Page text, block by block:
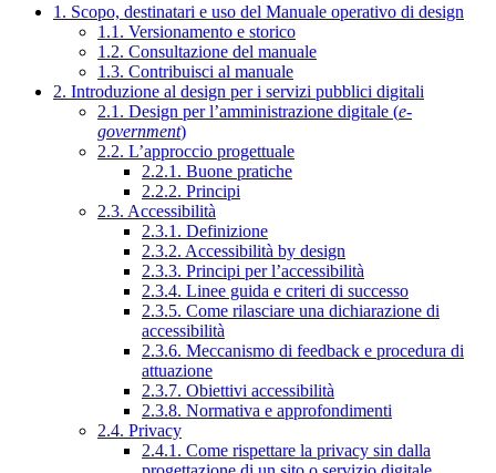
1. Scopo, destinatari e uso del Manuale operativo di design
1.1. Versionamento e storico
1.2. Consultazione del manuale
1.3. Contribuisci al manuale
2. Introduzione al design per i servizi pubblici digitali
2.1. Design per l’amministrazione digitale (e-
government)
2.2. L’approccio progettuale
2.2.1. Buone pratiche
2.2.2. Principi
2.3. Accessibilità
2.3.1. Definizione
2.3.2. Accessibilità by design
2.3.3. Principi per l’accessibilità
2.3.4. Linee guida e criteri di successo
2.3.5. Come rilasciare una dichiarazione di
accessibilità
2.3.6. Meccanismo di feedback e procedura di
attuazione
2.3.7. Obiettivi accessibilità
2.3.8. Normativa e approfondimenti
2.4. Privacy
2.4.1. Come rispettare la privacy sin dalla